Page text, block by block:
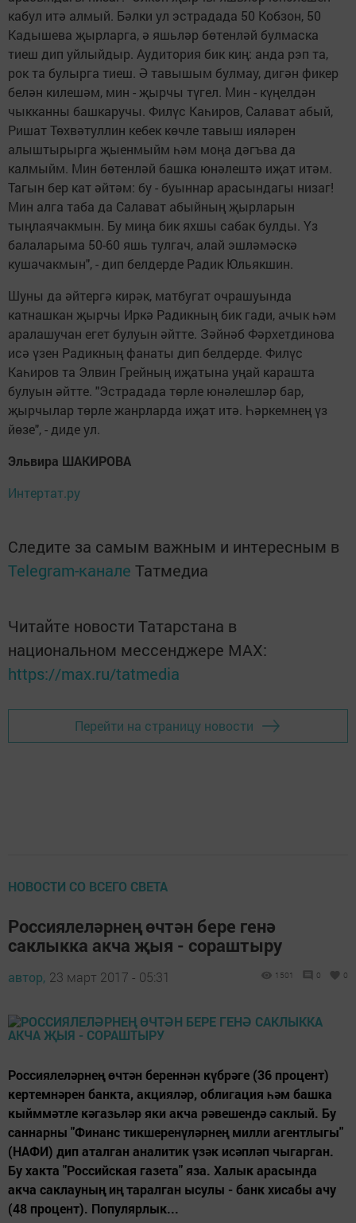
кабул итә алмый. Бәлки ул эстрадада 50 Кобзон, 50
Кадышева җырларга, ә яшьләр бөтенләй булмаска
тиеш дип уйлыйдыр. Аудитория бик киң: анда рэп та,
рок та булырга тиеш. Ә тавышым булмау, дигән фикер
белән килешәм, мин - җырчы түгел. Мин - күңелдән
чыкканны башкаручы. Филүс Каһиров, Салават абый,
Ришат Төхвәтуллин кебек көчле тавыш ияләрен
алыштырырга җыенмыйм һәм моңа дәгъва да
калмыйм. Мин бөтенләй башка юнәлештә иҗат итәм.
Тагын бер кат әйтәм: бу - буыннар арасындагы низаг!
Мин алга таба да Салават абыйның җырларын
тыңлаячакмын. Бу миңа бик яхшы сабак булды. Үз
балаларыма 50-60 яшь тулгач, алай эшләмәскә
кушачакмын", - дип белдерде Радик Юльякшин.
Шуны да әйтергә кирәк, матбугат очрашуында
катнашкан җырчы Иркә Радикның бик гади, ачык һәм
аралашучан егет булуын әйтте. Зәйнәб Фәрхетдинова
исә үзен Радикның фанаты дип белдерде. Филүс
Каһиров та Элвин Грейның иҗатына уңай карашта
булуын әйтте. "Эстрадада төрле юнәлешләр бар,
җырчылар төрле жанрларда иҗат итә. Һәркемнең үз
йөзе", - диде ул.
Эльвира ШАКИРОВА
Интертат.ру
Следите за самым важным и интересным в
Telegram-канале Татмедиа
Читайте новости Татарстана в
национальном мессенджере MАХ:
https://max.ru/tatmedia
Перейти на страницу новости
НОВОСТИ СО ВСЕГО СВЕТА
Россиялеләрнең өчтән бере генә
саклыкка акча җыя - сораштыру
автор, 23 март 2017 - 05:31 1501 0 0
Россиялеләрнең өчтән береннән күбрәге (36 процент)
кертемнәрен банкта, акцияләр, облигация һәм башка
кыйммәтле кәгазьләр яки акча рәвешендә саклый. Бу
саннарны "Финанс тикшеренүләрнең милли агентлыгы"
(НАФИ) дип аталган аналитик үзәк исәпләп чыгарган.
Бу хакта "Российская газета" яза. Халык арасында
акча саклауның иң таралган ысулы - банк хисабы ачу
(48 процент). Популярлык...